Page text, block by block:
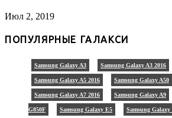
Июл 2, 2019
ПОПУЛЯРНЫЕ ГАЛАКСИ
Samsung Galaxy A3 Samsung Galaxy A3 2016
Samsung Galaxy A5 2016 Samsung Galaxy A50
Samsung Galaxy A7 2016 Samsung Galaxy A9
G850F Samsung Galaxy E5 Samsung